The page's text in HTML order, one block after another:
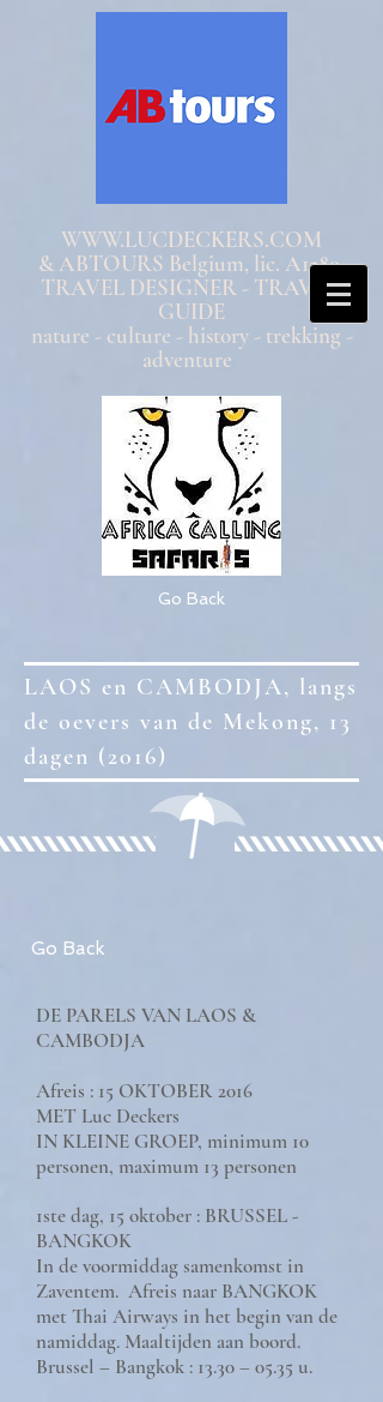
WWW.LUCDECKERS.COM
& ABTOURS Belgium, lic. A1580
TRAVEL DESIGNER - TRAVEL
GUIDE
nature - culture - history - trekking -
adventure
Go Back
LAOS en CAMBODJA, langs
de oevers van de Mekong, 13
dagen (2016)
Go Back
DE PARELS VAN LAOS &
CAMBODJA
Afreis : 15 OKTOBER 2016
MET Luc Deckers
IN KLEINE GROEP, minimum 10
personen, maximum 13 personen
1ste dag, 15 oktober : BRUSSEL -
BANGKOK
In de voormiddag samenkomst in
Zaventem. Afreis naar BANGKOK
met Thai Airways in het begin van de
namiddag. Maaltijden aan boord.
Brussel – Bangkok : 13.30 – 05.35 u.